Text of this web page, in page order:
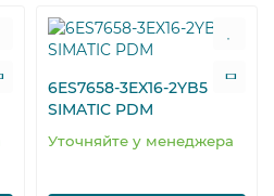
6ES7658-3EX16-2YB5
SIMATIC PDM
Уточняйте у менеджера